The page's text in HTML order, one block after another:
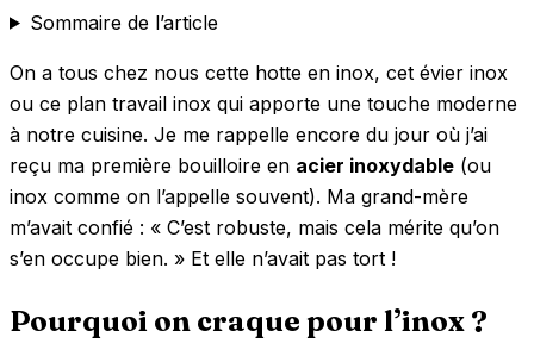
Sommaire de l’article
On a tous chez nous cette hotte en inox, cet évier inox
ou ce plan travail inox qui apporte une touche moderne
à notre cuisine. Je me rappelle encore du jour où j’ai
reçu ma première bouilloire en acier inoxydable (ou
inox comme on l’appelle souvent). Ma grand-mère
m’avait confié : « C’est robuste, mais cela mérite qu’on
s’en occupe bien. » Et elle n’avait pas tort !
Pourquoi on craque pour l’inox ?